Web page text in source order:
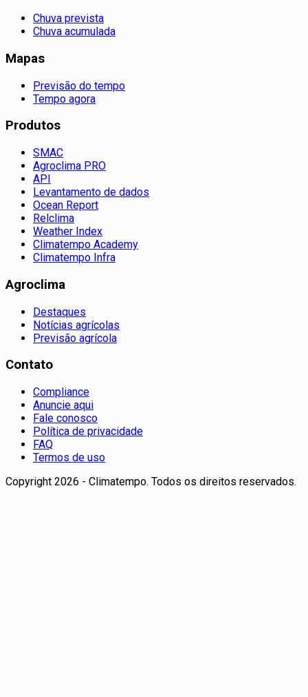
Chuva prevista
Chuva acumulada
Mapas
Previsão do tempo
Tempo agora
Produtos
SMAC
Agroclima PRO
API
Levantamento de dados
Ocean Report
Relclima
Weather Index
Climatempo Academy
Climatempo Infra
Agroclima
Destaques
Notícias agrícolas
Previsão agrícola
Contato
Compliance
Anuncie aqui
Fale conosco
Política de privacidade
FAQ
Termos de uso
Copyright 2026 - Climatempo. Todos os direitos reservados.